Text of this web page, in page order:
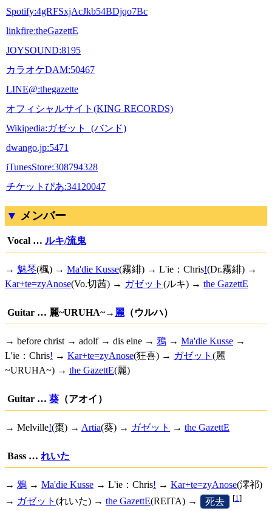
Spotify:4gRFSxjAcJkb54BDjqo7Bc
linkfire:theGazettE
JOYSOUND:8195
カラオケDAM:50467
LINE@:thegazette
オフィシャルサイト(KING RECORDS)
Wikipedia:ガゼット_(バンド)
dwango.jp:5471
iTunesStore:308794328
チケットぴあ:34120047
メンバー
Vocal … ルキ/流鬼
→ 魅琴(楓) → Ma'die Kusse(霧緋) → L'ie：Chris!(Dr.霧緋) →
Kar+te=zyAnose(Vo.切茜) → ガゼット (ルキ) → the GazettE
Guitar … 麗~URUHA~→ 麗 （ウルハ）
→ before christ → adolf → dis eine → 鴉 → Ma'die Kusse →
L'ie：Chris! → Kar+te=zyAnose(狂喜) → ガゼット (麗
~URUHA~) → the GazettE(麗)
Guitar … 葵 （アオイ）
→ Melville!(棗) → Artia(葵) → ガゼット → the GazettE
Bass … れいた
→ 鴉 → Ma'die Kusse → L'ie：Chris! → Kar+te=zyAnose(澪祁)
→ ガゼット (れいた) → the GazettE(REITA) → 死去 [1]